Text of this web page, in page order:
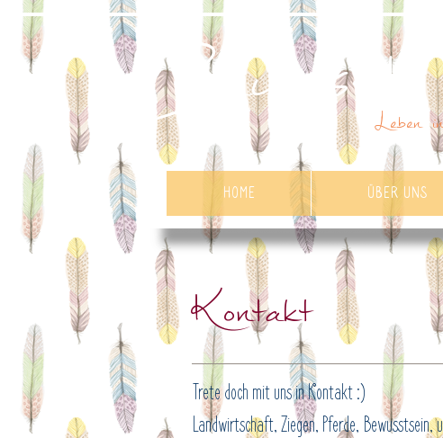
Bewusst
Leben
HOME ÜBER UNS
Kontakt
Trete doch mit uns in Kontakt :)
Landwirtschaft, Ziegen, Pferde, Bewusstsein,